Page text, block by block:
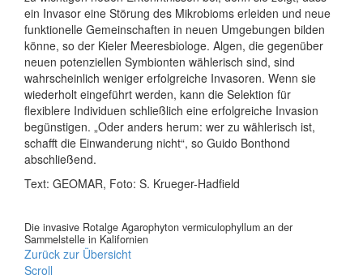
ein Invasor eine Störung des Mikrobioms erleiden und neue
funktionelle Gemeinschaften in neuen Umgebungen bilden
könne, so der Kieler Meeresbiologe. Algen, die gegenüber
neuen potenziellen Symbionten wählerisch sind, sind
wahrscheinlich weniger erfolgreiche Invasoren. Wenn sie
wiederholt eingeführt werden, kann die Selektion für
flexiblere Individuen schließlich eine erfolgreiche Invasion
begünstigen. „Oder anders herum: wer zu wählerisch ist,
schafft die Einwanderung nicht“, so Guido Bonthond
abschließend.
Text: GEOMAR, Foto: S. Krueger-Hadfield
Die invasive Rotalge Agarophyton vermiculophyllum an der
Sammelstelle in Kalifornien
Zurück zur Übersicht
Scroll